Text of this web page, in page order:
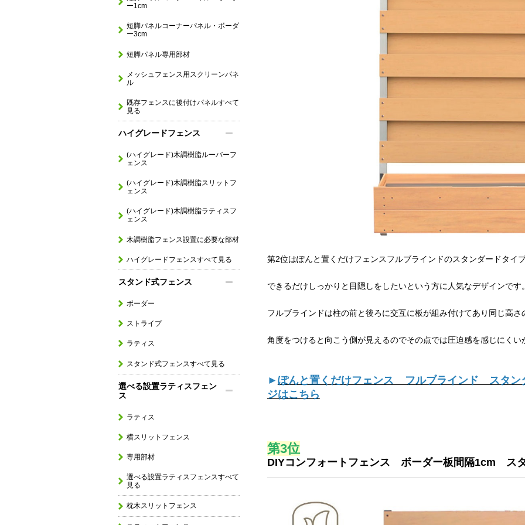
ー1cm
短脚パネルコーナーパネル・ボーダ
ー3cm
短脚パネル専用部材
メッシュフェンス用スクリーンパネ
ル
既存フェンスに後付けパネルすべて
見る
ハイグレードフェンス
(ハイグレード)木調樹脂ルーバーフ
ェンス
(ハイグレード)木調樹脂スリットフ
ェンス
(ハイグレード)木調樹脂ラティスフ
ェンス
木調樹脂フェンス設置に必要な部材
ハイグレードフェンスすべて見る
スタンド式フェンス
ボーダー
ストライプ
ラティス
スタンド式フェンスすべて見る
選べる設置ラティスフェン
ス
ラティス
横スリットフェンス
専用部材
選べる設置ラティスフェンスすべて
見る
枕木スリットフェンス
第2位はぽんと置くだけフェンスフルブラインドのスタンダードタイ
できるだけしっかりと目隠しをしたいという方に人気なデザインです
フルブラインドは柱の前と後ろに交互に板が組み付けてあり同じ高
角度をつけると向こう側が見えるのでその点では圧迫感を感じにくい
► ぽんと置くだけフェンス フルブラインド スタ
ジはこちら
第3位
DIYコンフォートフェンス ボーダー板間隔1cm ス